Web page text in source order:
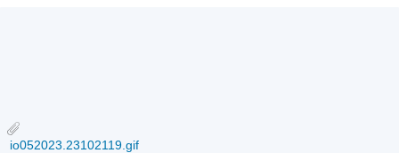
io052023.23102119.gif